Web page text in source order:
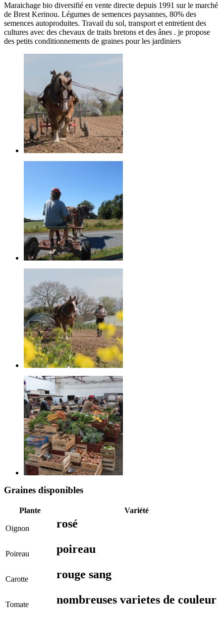
Maraichage bio diversifié en vente directe depuis 1991 sur le marché
de Brest Kerinou. Légumes de semences paysannes, 80% des
semences autoproduites. Travail du sol, transport et entretient des
cultures avec des chevaux de traits bretons et des ânes . je propose
des petits conditionnements de graines pour les jardiniers
Graines disponibles
Plante Variété
Oignon rosé
Poireau poireau
Carotte rouge sang
Tomate nombreuses varietes de couleur